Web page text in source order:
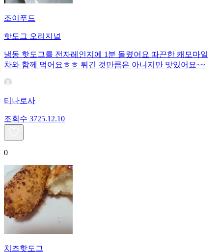
조이푸드
핫도그 오리지널
냉동 핫도그를 전자레인지에 1분 돌렸어요 따끈한 캐모마일
차와 함께 먹어요ㅎㅎ 튀긴 것만큼은 아니지만 맛있어요~~
티나로사
조회수 3725.12.10
0
치즈핫도그